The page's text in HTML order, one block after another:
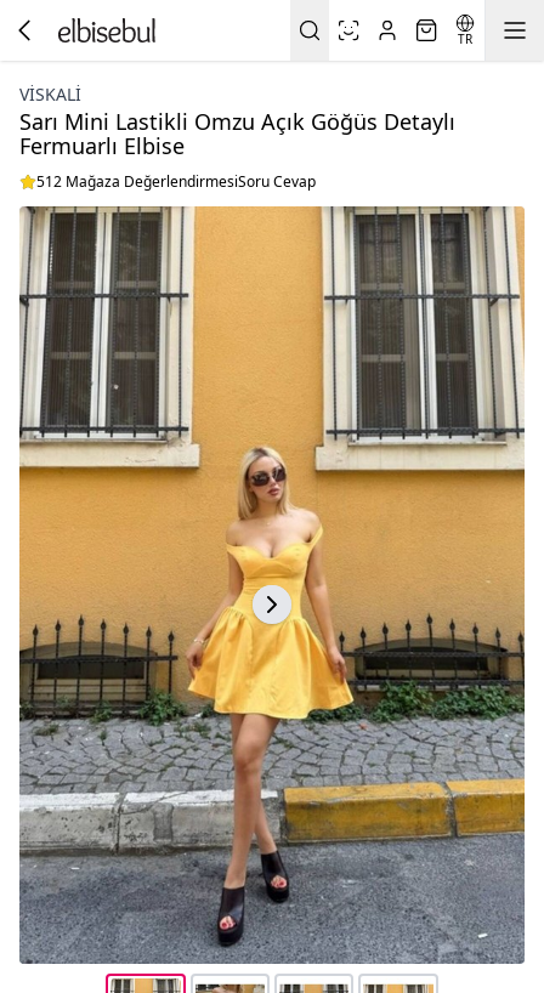
TR
VİSKALİ
Sarı Mini Lastikli Omzu Açık Göğüs Detaylı
Fermuarlı Elbise
512 Mağaza DeğerlendirmesiSoru Cevap